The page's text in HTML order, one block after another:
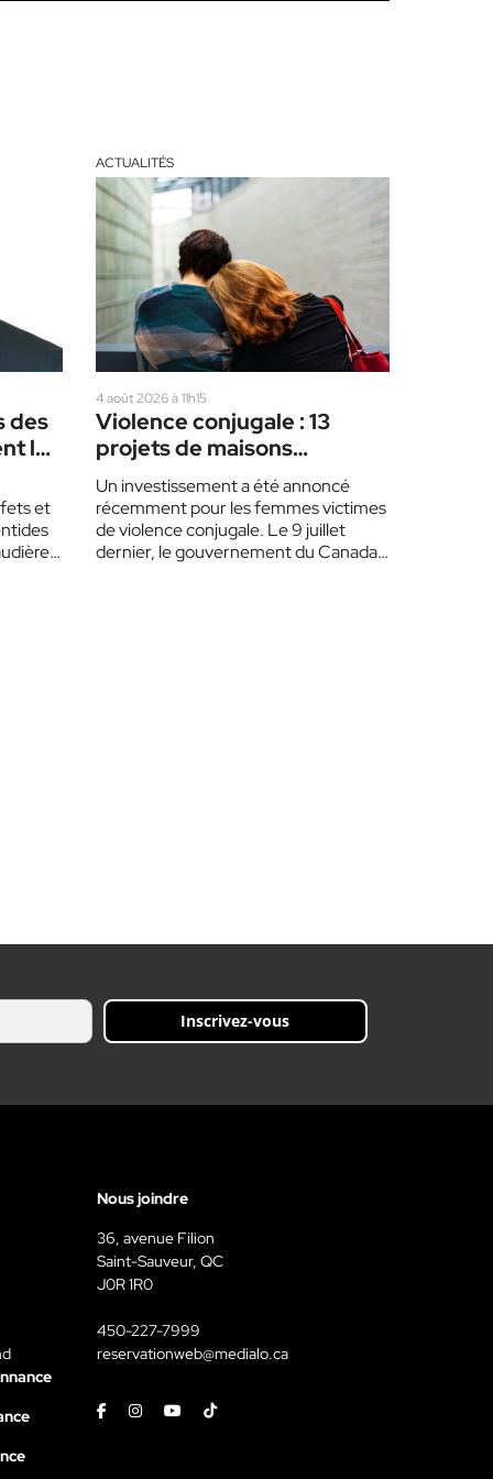
des
les
et
ACTUALITÉS
4 août 2026 à 11h15
Violence conjugale : 13
projets de maisons
d’hébergement, dont 2
dans les Laurentides
Un investissement a été annoncé
récemment pour les femmes victimes
de violence conjugale. Le 9 juillet
dernier, le gouvernement du Canada,
Inscrivez-vous
Nous joindre
36, avenue Filion
Saint-Sauveur, QC
J0R 1R0
450-227-7999
reservationweb@medialo.ca
FacebookInstagramYoutubeTiktok